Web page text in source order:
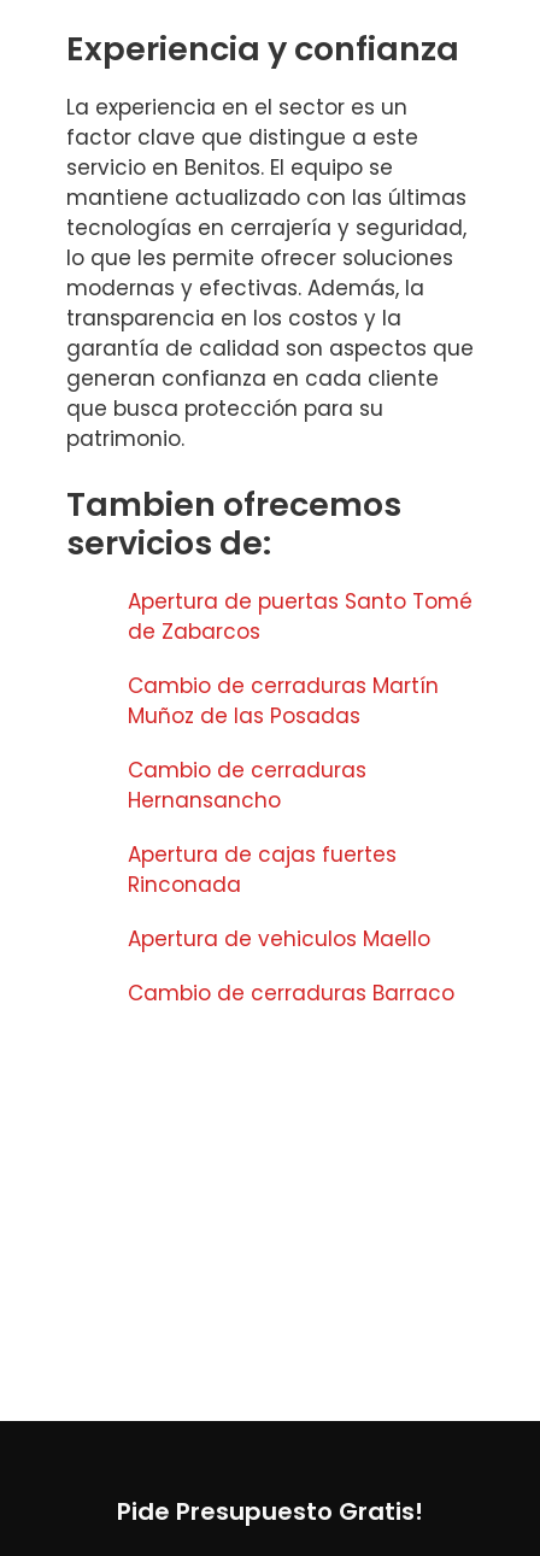
Experiencia y confianza
La experiencia en el sector es un
factor clave que distingue a este
servicio en Benitos. El equipo se
mantiene actualizado con las últimas
tecnologías en cerrajería y seguridad,
lo que les permite ofrecer soluciones
modernas y efectivas. Además, la
transparencia en los costos y la
garantía de calidad son aspectos que
generan confianza en cada cliente
que busca protección para su
patrimonio.
Tambien ofrecemos
servicios de:
Apertura de puertas Santo Tomé
de Zabarcos
Cambio de cerraduras Martín
Muñoz de las Posadas
Cambio de cerraduras
Hernansancho
Apertura de cajas fuertes
Rinconada
Apertura de vehiculos Maello
Cambio de cerraduras Barraco
Pide Presupuesto Gratis!